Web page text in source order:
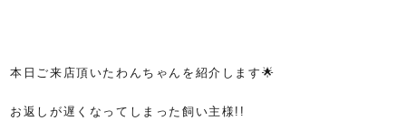
本日ご来店頂いたわんちゃんを紹介します🌟
お返しが遅くなってしまった飼い主様!!